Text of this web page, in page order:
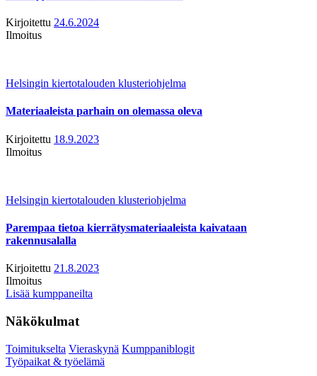
Kirjoitettu 24.6.2024
Ilmoitus
Helsingin kiertotalouden klusteriohjelma
Materiaaleista parhain on olemassa oleva
Kirjoitettu 18.9.2023
Ilmoitus
Helsingin kiertotalouden klusteriohjelma
Parempaa tietoa kierrätysmateriaaleista kaivataan
rakennusalalla
Kirjoitettu 21.8.2023
Ilmoitus
Lisää kumppaneilta
Näkökulmat
Toimitukselta Vieraskynä Kumppaniblogit
Työpaikat & työelämä